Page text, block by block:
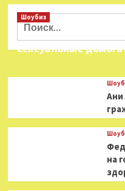
Киностудия
фильм
о
Pepsi
Найти:
Шоубиз
Звезда «Игры в
сексуальные
Ани
на